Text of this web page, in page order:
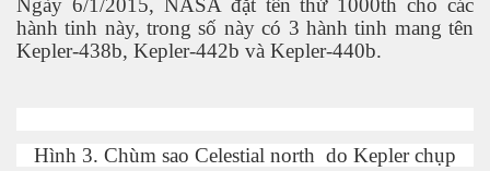
Ngày 6/1/2015, NASA đặt tên thứ 1000th cho các
hành tinh này, trong số này có 3 hành tinh mang tên
Kepler-438b, Kepler-442b và Kepler-440b.
Hình 3. Chùm sao Celestial north do Kepler chụp